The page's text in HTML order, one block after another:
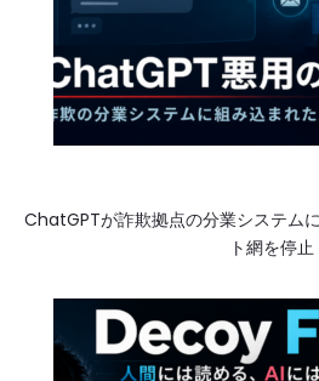
ChatGPTが詐欺拠点の分業システム
ト網を停止